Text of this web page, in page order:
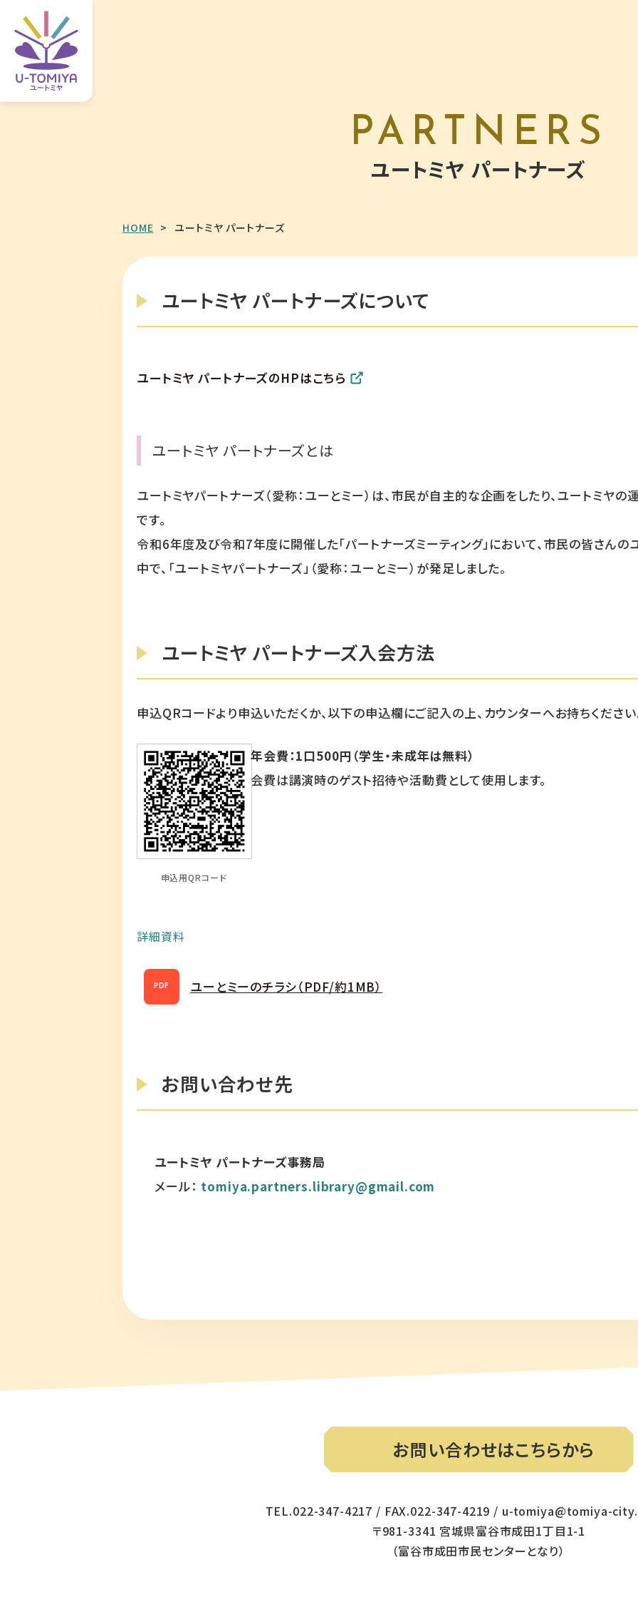
PARTNERS
ユートミヤ パートナーズ
HOME ユートミヤ パートナーズ
ユートミヤ パートナーズについて
ユートミヤ パートナーズのHPはこちら
ユートミヤ パートナーズとは
ユートミヤパートナーズ（愛称：ユーとミー）は、市民が自主的な企画をしたり、ユートミヤ
です。
令和6年度及び令和7年度に開催した「パートナーズミーティング」において、市民の皆さんの
中で、「ユートミヤパートナーズ」（愛称：ユーとミー）が発足しました。
ユートミヤ パートナーズ入会方法
申込QRコードより申込いただくか、以下の申込欄にご記入の上、カウンターへお持ちください
申込用QRコード
年会費：1口500円（学生・未成年は無料）
会費は講演時のゲスト招待や活動費として使用します。
詳細資料
PDF ユーとミーのチラシ（PDF/約1MB）
お問い合わせ先
ユートミヤ パートナーズ事務局
メール： tomiya.partners.library@gmail.com
お問い合わせはこちらから
TEL.022-347-4217 / FAX.022-347-4219 / u-tomiya@tomiya-
〒981-3341 宮城県富谷市成田1丁目1-1
（富谷市成田市民センターとなり）